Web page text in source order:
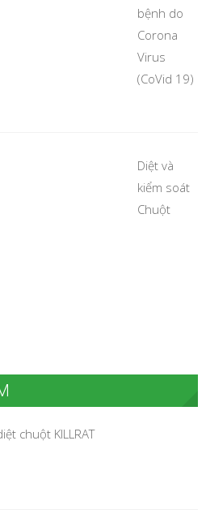
bệnh do
Corona
Virus
(CoVid 19)
Diệt và
kiểm soát
Chuột
chuột KILLRAT